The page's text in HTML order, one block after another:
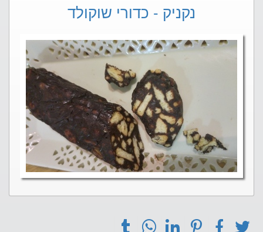
נקניק - כדורי שוקולד